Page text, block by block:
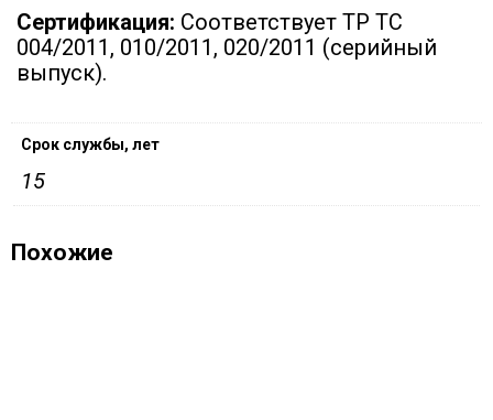
Сертификация: Соответствует ТР ТС
004/2011, 010/2011, 020/2011 (серийный
выпуск).
Срок службы, лет
15
Похожие